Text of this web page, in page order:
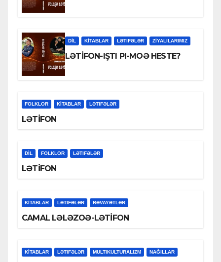
DİL KİTABLAR LƏTIFƏLƏR ZİYALILARIMIZ
LƏTİFON-IŞTI PI-MOƏ HESTE?
FOLKLOR KİTABLAR LƏTIFƏLƏR
LƏTİFON
DİL FOLKLOR LƏTIFƏLƏR
LƏTİFON
KİTABLAR LƏTIFƏLƏR RƏVAYƏTLƏR
CAMAL LƏLƏZOƏ-LƏTİFON
KİTABLAR LƏTIFƏLƏR MULTIKULTURALIZM NAĞILLAR